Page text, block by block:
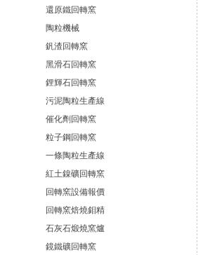
還原鐵回轉窯
陶粒機械
釩渣回轉窯
黑滑石回轉窯
鋰輝石回轉窯
污泥陶粒生產線
催化劑回轉窯
粒子鋼回轉窯
一條陶粒生產線
紅土鎳礦回轉窯
回轉窯設備報價
回轉窯焙燒鉬精
石灰石煅燒窯爐
鏡鐵礦回轉窯